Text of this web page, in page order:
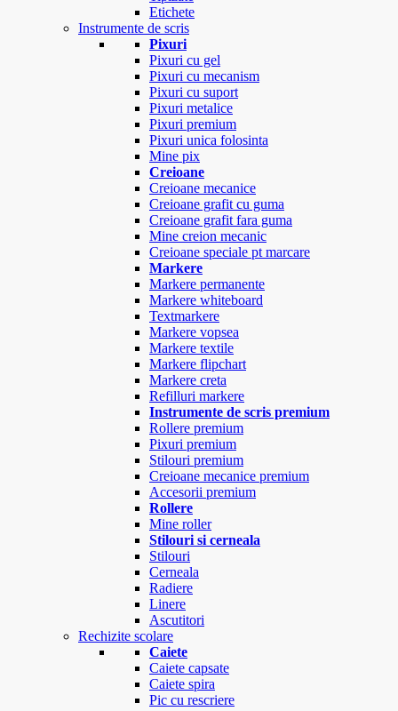
Etichete
Instrumente de scris
Pixuri
Pixuri cu gel
Pixuri cu mecanism
Pixuri cu suport
Pixuri metalice
Pixuri premium
Pixuri unica folosinta
Mine pix
Creioane
Creioane mecanice
Creioane grafit cu guma
Creioane grafit fara guma
Mine creion mecanic
Creioane speciale pt marcare
Markere
Markere permanente
Markere whiteboard
Textmarkere
Markere vopsea
Markere textile
Markere flipchart
Markere creta
Refilluri markere
Instrumente de scris premium
Rollere premium
Pixuri premium
Stilouri premium
Creioane mecanice premium
Accesorii premium
Rollere
Mine roller
Stilouri si cerneala
Stilouri
Cerneala
Radiere
Linere
Ascutitori
Rechizite scolare
Caiete
Caiete capsate
Caiete spira
Pic cu rescriere